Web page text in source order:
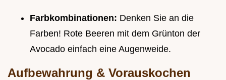
Farbkombinationen: Denken Sie an die
Farben! Rote Beeren mit dem Grünton der
Avocado einfach eine Augenweide.
Aufbewahrung & Vorauskochen